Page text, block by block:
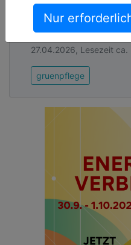
Nur
Schneiden dickerer
überlegene Härte
27.04.2026, Lesezeit ca.
gruenpflege